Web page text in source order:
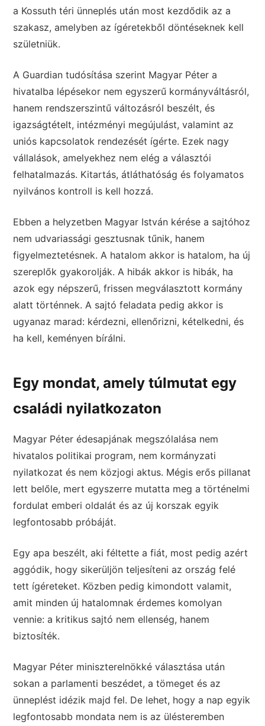
a Kossuth téri ünneplés után most kezdődik az a
szakasz, amelyben az ígéretekből döntéseknek kell
születniük.
A Guardian tudósítása szerint Magyar Péter a
hivatalba lépésekor nem egyszerű kormányváltásról,
hanem rendszerszintű változásról beszélt, és
igazságtételt, intézményi megújulást, valamint az
uniós kapcsolatok rendezését ígérte. Ezek nagy
vállalások, amelyekhez nem elég a választói
felhatalmazás. Kitartás, átláthatóság és folyamatos
nyilvános kontroll is kell hozzá.
Ebben a helyzetben Magyar István kérése a sajtóhoz
nem udvariassági gesztusnak tűnik, hanem
figyelmeztetésnek. A hatalom akkor is hatalom, ha új
szereplők gyakorolják. A hibák akkor is hibák, ha
azok egy népszerű, frissen megválasztott kormány
alatt történnek. A sajtó feladata pedig akkor is
ugyanaz marad: kérdezni, ellenőrizni, kételkedni, és
ha kell, keményen bírálni.
Egy mondat, amely túlmutat egy
családi nyilatkozaton
Magyar Péter édesapjának megszólalása nem
hivatalos politikai program, nem kormányzati
nyilatkozat és nem közjogi aktus. Mégis erős pillanat
lett belőle, mert egyszerre mutatta meg a történelmi
fordulat emberi oldalát és az új korszak egyik
legfontosabb próbáját.
Egy apa beszélt, aki féltette a fiát, most pedig azért
aggódik, hogy sikerüljön teljesíteni az ország felé
tett ígéreteket. Közben pedig kimondott valamit,
amit minden új hatalomnak érdemes komolyan
vennie: a kritikus sajtó nem ellenség, hanem
biztosíték.
Magyar Péter miniszterelnökké választása után
sokan a parlamenti beszédet, a tömeget és az
ünneplést idézik majd fel. De lehet, hogy a nap egyik
legfontosabb mondata nem is az ülésteremben